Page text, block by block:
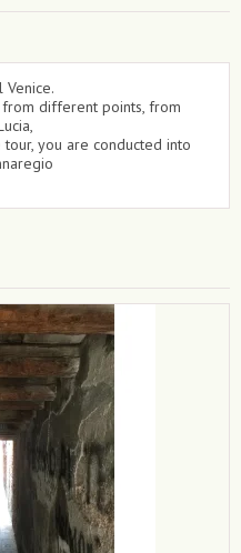
from different points, from
you are conducted into